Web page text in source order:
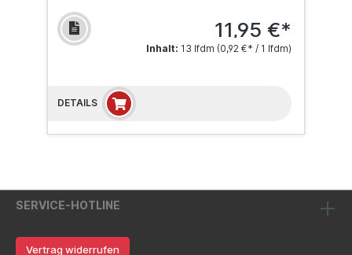
11,95 €*
Inhalt: 13 lfdm (0,92 €* / 1 lfdm)
DETAILS
SERVICE-HOTLINE
Vertrag widerrufen